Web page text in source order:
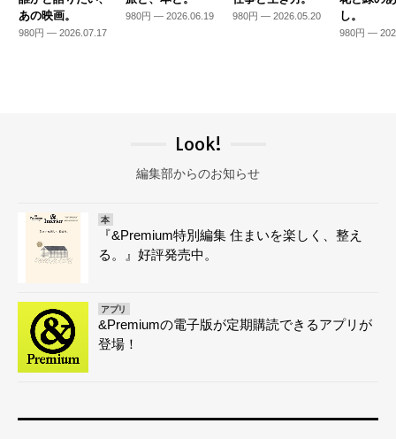
あの映画。
980円 — 2026.07.17
980円 — 2026.06.19 980円 — 2026.05.20
し。
980円 —
Look!
編集部からのお知らせ
本
『&Premium特別編集 住まいを楽しく、整え
る。』好評発売中。
アプリ
&Premiumの電子版が定期購読できるアプリが
登場！